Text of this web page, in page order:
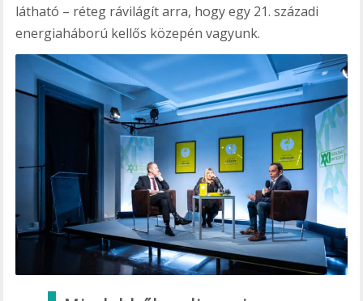
látható – réteg rávilágít arra, hogy egy 21. századi
energiaháború kellős közepén vagyunk.